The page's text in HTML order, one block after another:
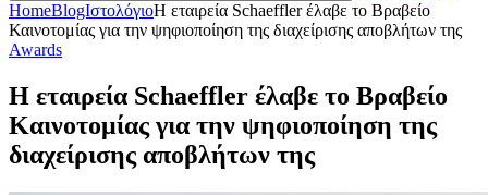
HomeBlogΙστολόγιοΗ εταιρεία Schaeffler έλαβε το Βραβείο
Καινοτομίας για την ψηφιοποίηση της διαχείρισης αποβλήτων της
Awards
Η εταιρεία Schaeffler έλαβε το Βραβείο
Καινοτομίας για την ψηφιοποίηση της
διαχείρισης αποβλήτων της